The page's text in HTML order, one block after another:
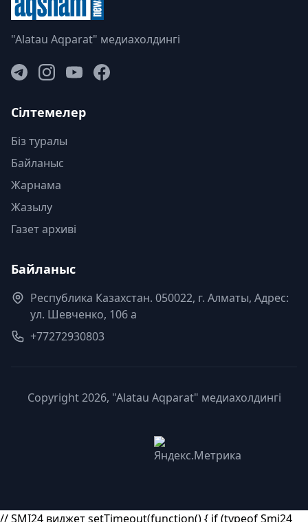
"Alatau Aqparat" медиахолдингі
Сілтемелер
Біз туралы
Байланыс
Жарнама
Жазылу
Газет архиві
Байланыс
Республика Казахстан. 050022, г. Алматы, Адрес:
ул. Шевченко, 106 а
+77272930803
Copyright 2026, "Alatau Aqparat" медиахолдингі
// SMI24 виджет setTimeout(function() { if (typeof Smi24